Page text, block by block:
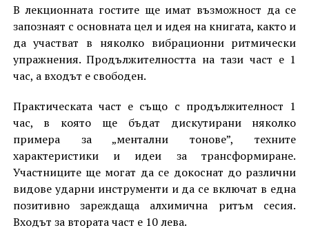
В лекционната гостите ще имат възможност да се
запознаят с основната цел и идея на книгата, както и
да участват в няколко вибрационни ритмически
упражнения. Продължителността на тази част е 1
час, а входът е свободен.
Практическата част е също с продължителност 1
час, в която ще бъдат дискутирани няколко
примера за „ментални тонове”, техните
характеристики и идеи за трансформиране.
Участниците ще могат да се докоснат до различни
видове ударни инструменти и да се включат в една
позитивно зареждаща алхимична ритъм сесия.
Входът за втората част е 10 лева.